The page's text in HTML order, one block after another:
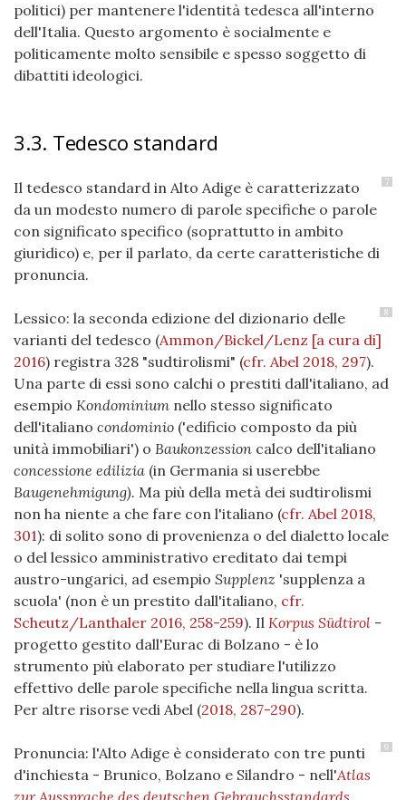
politici) per mantenere l'identità tedesca all'interno
dell'Italia. Questo argomento è socialmente e
politicamente molto sensibile e spesso soggetto di
dibattiti ideologici.
3.3. Tedesco standard
7
Il tedesco standard in Alto Adige è caratterizzato
da un modesto numero di parole specifiche o parole
con significato specifico (soprattutto in ambito
giuridico) e, per il parlato, da certe caratteristiche di
pronuncia.
8
Lessico: la seconda edizione del dizionario delle
varianti del tedesco (Ammon/Bickel/Lenz [a cura di]
2016) registra 328 "sudtirolismi" (cfr. Abel 2018, 297).
Una parte di essi sono calchi o prestiti dall'italiano, ad
esempio Kondominium nello stesso significato
dell'italiano condominio ('edificio composto da più
unità immobiliari') o Baukonzession calco dell'italiano
concessione edilizia (in Germania si userebbe
Baugenehmigung). Ma più della metà dei sudtirolismi
non ha niente a che fare con l'italiano (cfr. Abel 2018,
301): di solito sono di provenienza o del dialetto locale
o del lessico amministrativo ereditato dai tempi
austro-ungarici, ad esempio Supplenz 'supplenza a
scuola' (non è un prestito dall'italiano, cfr.
Scheutz/Lanthaler 2016, 258-259). Il Korpus Südtirol -
progetto gestito dall'Eurac di Bolzano - è lo
strumento più elaborato per studiare l'utilizzo
effettivo delle parole specifiche nella lingua scritta.
Per altre risorse vedi Abel (2018, 287-290).
9
Pronuncia: l'Alto Adige è considerato con tre punti
d'inchiesta - Brunico, Bolzano e Silandro - nell'Atlas
zur Aussprache des deutschen Gebrauchsstandards